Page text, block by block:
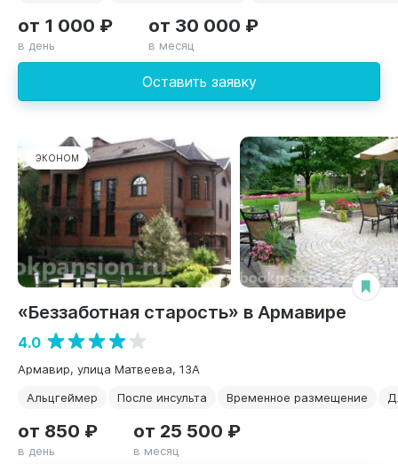
Оставить заявку
от 1 000 ₽
в день
от 30 000 ₽
в месяц
ЭКОНОМ
«Беззаботная старость» в Армавире
4.0
Армавир, улица Матвеева, 13А
Альцгеймер
После инсульта Временное размещение
от 850 ₽
в день
от 25 500 ₽
в месяц